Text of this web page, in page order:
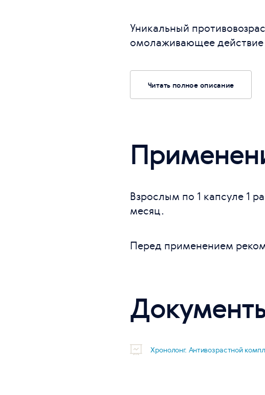
Уникальный
омолаживающее действие
Читать полное описание
Взрослым по 1 капсуле 1
месяц.
Перед применением
Хронолонг. Антивозрастной